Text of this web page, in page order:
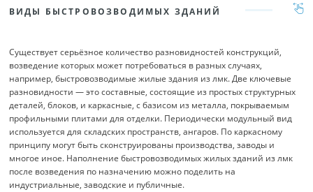
ВИДЫ БЫСТРОВОЗВОДИМЫХ ЗДАНИЙ
Существует серьёзное количество разновидностей конструкций,
возведение которых может потребоваться в разных случаях,
например, быстровозводимые жилые здания из лмк. Две ключевые
разновидности — это составные, состоящие из простых структурных
деталей, блоков, и каркасные, с базисом из металла, покрываемым
профильными плитами для отделки. Периодически модульный вид
используется для складских пространств, ангаров. По каркасному
принципу могут быть сконструированы производства, заводы и
многое иное. Наполнение быстровозводимых жилых зданий из лмк
после возведения по назначению можно поделить на
индустриальные, заводские и публичные.